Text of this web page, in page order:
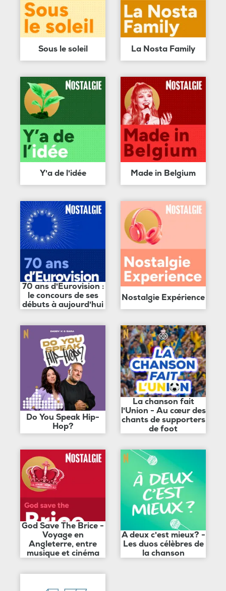
Sous le soleil La Nosta Family
Y'a de l'idée Made in Belgium
70 ans d'Eurovision :
le concours de ses
débuts à aujourd'hui
Nostalgie Expérience
Do You Speak Hip-
Hop?
La chanson fait
l'Union - Au cœur des
chants de supporters
de foot
God Save The Brice -
Voyage en
Angleterre, entre
musique et cinéma
A deux c'est mieux? -
Les duos célèbres de
la chanson